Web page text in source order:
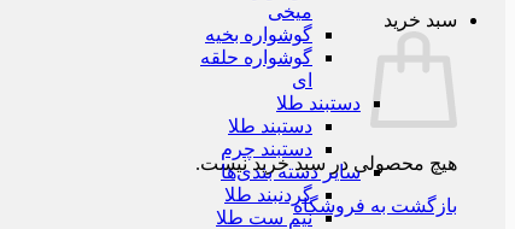
سبد خرید
هیچ محصولی در سبد خرید نیست.
بازگشت به فروشگاه
میخی
گوشواره بخیه
گوشواره حلقه
ای
دستبند طلا
دستبند طلا
دستبند چرم
سایر دسته بندی‌ها
گردنبند طلا
نیم ست طلا